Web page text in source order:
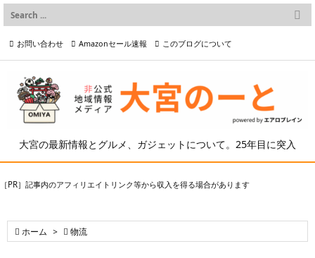
大宮の最新情報とグルメ、ガジェットについて。25年目に突入

メニュー

検索
お問い合わせ Amazonセール速報 このブログについて
プライバシーポリシー等
［PR］記事内のアフィリエイトリンク等から収入を得る場合があります
 ホーム >  物流